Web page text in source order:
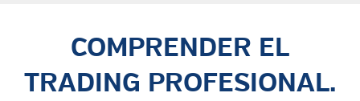
COMPRENDER EL
TRADING PROFESIONAL.